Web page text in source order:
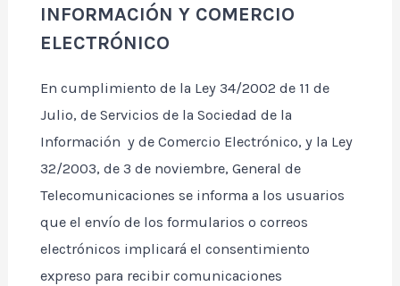
INFORMACIÓN Y COMERCIO
ELECTRÓNICO
En cumplimiento de la Ley 34/2002 de 11 de
Julio, de Servicios de la Sociedad de la
Información y de Comercio Electrónico, y la Ley
32/2003, de 3 de noviembre, General de
Telecomunicaciones se informa a los usuarios
que el envío de los formularios o correos
electrónicos implicará el consentimiento
expreso para recibir comunicaciones